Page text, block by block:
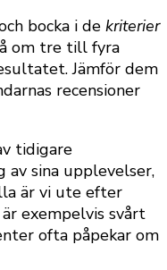
bocka i de kriterier
om tre till fyra
Jämför dem
recensioner
tidigare
sina upplevelser,
är vi ute efter
exempelvis svårt
ofta påpekar om